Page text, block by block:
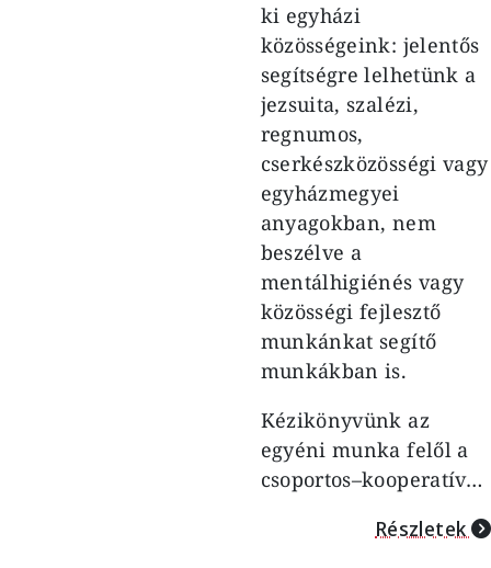
ki egyházi
közösségeink: jelentős
segítségre lelhetünk a
jezsuita, szalézi,
regnumos,
cserkészközösségi vagy
egyházmegyei
anyagokban, nem
beszélve a
mentálhigiénés vagy
közösségi fejlesztő
munkánkat segítő
munkákban is.
Kézikönyvünk az
egyéni munka felől a
csoportos–kooperatív…
Részletek